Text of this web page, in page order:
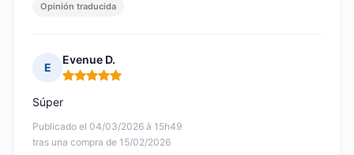
Opinión traducida
E
Evenue D.
Nota: 5 de 5
Publicado el 04/03/2026 à 15h49
tras una compra de 15/02/2026
Súper